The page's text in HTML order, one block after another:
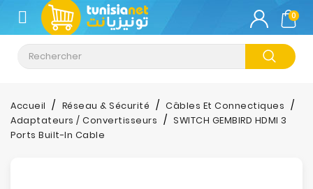
CATÉGORIE
Climatisation
Informatique
Téléphonie
0
Accueil Réseau & Sécurité
Câbles Et Connectiques
Adaptateurs / Convertisseurs
SWITCH GEMBIRD HDMI 3
Ports Built-In Cable